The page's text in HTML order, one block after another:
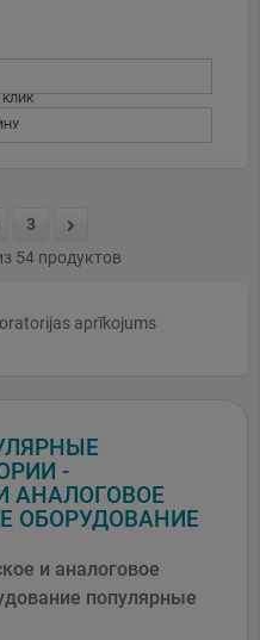
КЛИК
3
54 продуктов
aprīkojums
-
АНАЛОГОВОЕ
ОБОРУДОВАНИЕ
и аналоговое
популярные